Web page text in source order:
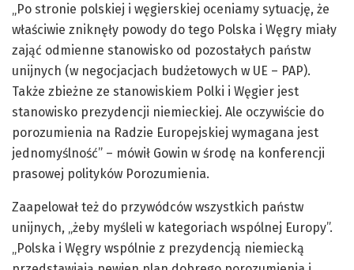
„Po stronie polskiej i węgierskiej oceniamy sytuację, że
właściwie zniknęły powody do tego Polska i Węgry miały
zająć odmienne stanowisko od pozostałych państw
unijnych (w negocjacjach budżetowych w UE – PAP).
Także zbieżne ze stanowiskiem Polki i Węgier jest
stanowisko prezydencji niemieckiej. Ale oczywiście do
porozumienia na Radzie Europejskiej wymagana jest
jednomyślność” – mówił Gowin w środę na konferencji
prasowej polityków Porozumienia.
Zaapelował też do przywódców wszystkich państw
unijnych, „żeby myśleli w kategoriach wspólnej Europy”.
„Polska i Węgry wspólnie z prezydencją niemiecką